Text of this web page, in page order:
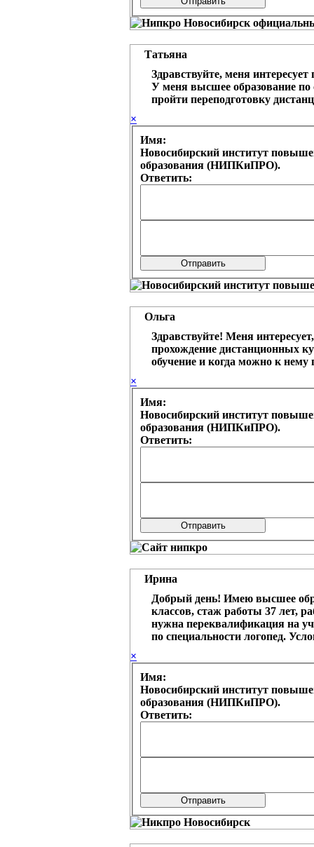
Татьяна
Здравствуйте, меня
У меня высшее образование по
пройти переподготовку
×
Имя:
Новосибирский институт
образования (НИПКиПРО).
Ответить:
Ольга
Здравствуйте! Меня
прохождение дистанционных
обучение и когда можно к нему
×
Имя:
Новосибирский институт
образования (НИПКиПРО).
Ответить:
Ирина
Добрый день! Имею высшее
классов, стаж работы 37 лет,
нужна переквалификация на
по специальности логопед.
×
Имя:
Новосибирский институт
образования (НИПКиПРО).
Ответить: